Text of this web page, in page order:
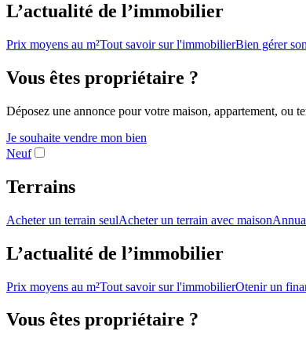
L’actualité de l’immobilier
Prix moyens au m²Tout savoir sur l'immobilierBien gérer
Vous êtes propriétaire ?
Déposez une annonce pour votre maison, appartement, ou
Je souhaite vendre mon bien
Neuf
Terrains
Acheter un terrain seulAcheter un terrain avec maison
L’actualité de l’immobilier
Prix moyens au m²Tout savoir sur l'immobilierOtenir un
Vous êtes propriétaire ?